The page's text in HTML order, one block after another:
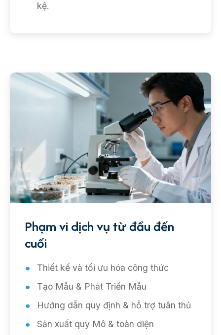
kệ.
Phạm vi dịch vụ từ đầu đến
cuối
Thiết kế và tối ưu hóa công thức
Tạo Mẫu & Phát Triển Mẫu
Hướng dẫn quy định & hỗ trợ tuân thủ
Sản xuất quy Mô & toàn diện